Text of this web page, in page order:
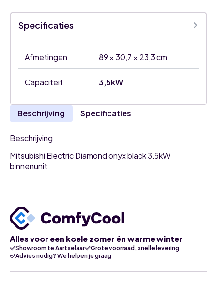
3,5kW
airco
binnenunit
aantal
Specificaties
Afmetingen 89 × 30,7 × 23,3 cm
Capaciteit 3,5kW
Beschrijving Specificaties
Beschrijving
Mitsubishi Electric Diamond onyx black 3,5kW
binnenunit
Alles voor een koele zomer én warme winter
Showroom te Aartselaar
Grote voorraad, snelle levering
Advies nodig? We helpen je graag